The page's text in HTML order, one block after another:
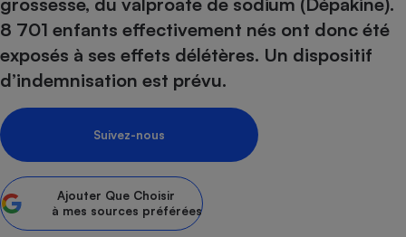
8 701 enfants effectivement nés ont donc été
exposés à ses effets délétères. Un dispositif
d’indemnisation est prévu.
Suivez-nous
Ajouter Que Choisir
à mes sources préférées
Sécurité - Hygiène
Assurance
Banque - Crédit
Epargne - Fiscalité
Circulation routière
Contrôle technique -
Moto
Supermarché - Drive
Comparatif plaque à
Comparatif hotte
Comparatif barre de son
Comparatif imprimante
Crédit immobilier
Comparatif poêle à
Comparatif radiateur
Maison de retraite
Choisir son fioul
Choisir son pellet
Comparateur assurance emprunteur
Tous les comparateurs